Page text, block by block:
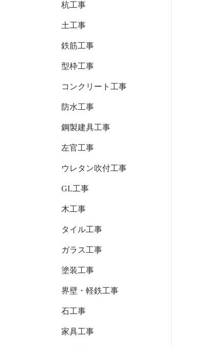
杭工事
土工事
鉄筋工事
型枠工事
コンクリート工事
防水工事
鋼製建具工事
左官工事
ウレタン吹付工事
GL工事
木工事
タイル工事
ガラス工事
塗装工事
界壁・軽鉄工事
石工事
家具工事